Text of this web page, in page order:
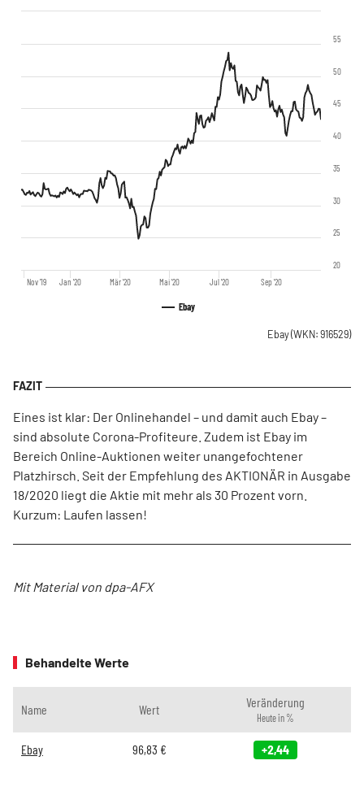
Ebay
Nov '19 Jan '20 Mär '20 Mai '20 Jul '20 Sep '20
20
25
30
35
40
45
50
55
Ebay(WKN: 916529)
Eines ist klar: Der Onlinehandel – und damit auch Ebay –
sind absolute Corona-Profiteure. Zudem ist Ebay im
Bereich Online-Auktionen weiter unangefochtener
Platzhirsch. Seit der Empfehlung des AKTIONÄR in Ausgabe
18/2020 liegt die Aktie mit mehr als 30 Prozent vorn.
Kurzum: Laufen lassen!
Mit Material von dpa-AFX
Behandelte Werte
Name Wert Veränderung
Heute in %
Ebay 96,83 € +2,44